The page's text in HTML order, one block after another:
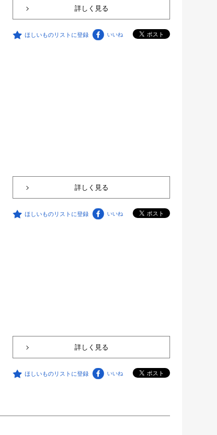
詳しく見る
ほしいものリストに登録 いいね
詳しく見る
ほしいものリストに登録 いいね
詳しく見る
ほしいものリストに登録 いいね